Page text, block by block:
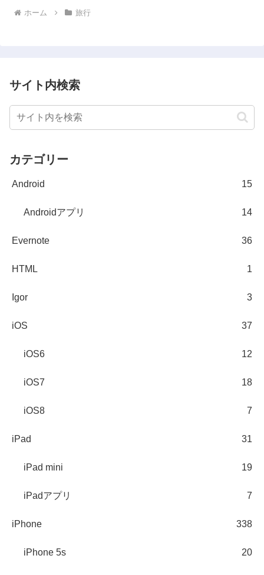
ホーム 旅行
サイト内検索
カテゴリー
Android 15
Androidアプリ 14
Evernote 36
HTML 1
Igor 3
iOS 37
iOS6 12
iOS7 18
iOS8 7
iPad 31
iPad mini 19
iPadアプリ 7
iPhone 338
iPhone 5s 20